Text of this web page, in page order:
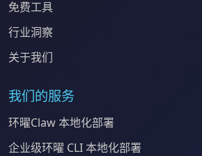
免费工具
行业洞察
关于我们
我们的服务
环曜Claw 本地化部署
企业级环曜 CLI 本地化部署